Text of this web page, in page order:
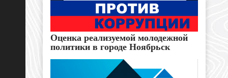
Оценка реализуемой молодежной
политики в городе Ноябрьск